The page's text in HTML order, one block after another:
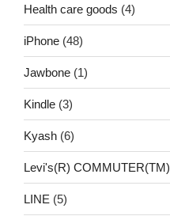
Health care goods (4)
iPhone (48)
Jawbone (1)
Kindle (3)
Kyash (6)
Levi's(R) COMMUTER(TM)
LINE (5)